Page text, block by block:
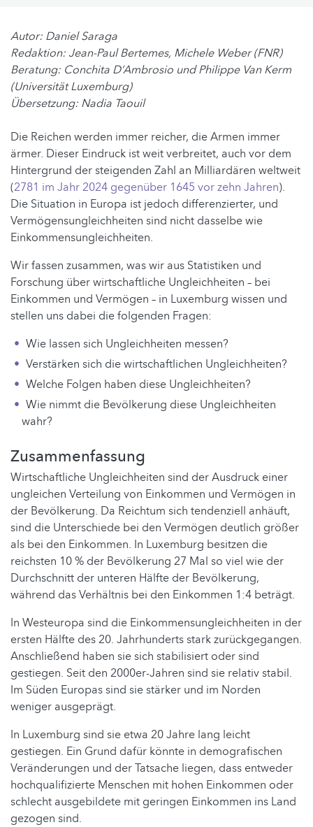
Autor: Daniel Saraga
Redaktion: Jean-Paul Bertemes, Michele Weber (FNR)
Beratung: Conchita D’Ambrosio und Philippe Van Kerm
(Universität Luxemburg)
Übersetzung: Nadia Taouil
Die Reichen werden immer reicher, die Armen immer
ärmer. Dieser Eindruck ist weit verbreitet, auch vor dem
Hintergrund der steigenden Zahl an Milliardären weltweit
(2781 im Jahr 2024 gegenüber 1645 vor zehn Jahren).
Die Situation in Europa ist jedoch differenzierter, und
Vermögensungleichheiten sind nicht dasselbe wie
Einkommensungleichheiten.
Wir fassen zusammen, was wir aus Statistiken und
Forschung über wirtschaftliche Ungleichheiten – bei
Einkommen und Vermögen – in Luxemburg wissen und
stellen uns dabei die folgenden Fragen:
Wie lassen sich Ungleichheiten messen?
Verstärken sich die wirtschaftlichen Ungleichheiten?
Welche Folgen haben diese Ungleichheiten?
Wie nimmt die Bevölkerung diese Ungleichheiten
wahr?
Zusammenfassung
Wirtschaftliche Ungleichheiten sind der Ausdruck einer
ungleichen Verteilung von Einkommen und Vermögen in
der Bevölkerung. Da Reichtum sich tendenziell anhäuft,
sind die Unterschiede bei den Vermögen deutlich größer
als bei den Einkommen. In Luxemburg besitzen die
reichsten 10 % der Bevölkerung 27 Mal so viel wie der
Durchschnitt der unteren Hälfte der Bevölkerung,
während das Verhältnis bei den Einkommen 1:4 beträgt.
In Westeuropa sind die Einkommensungleichheiten in der
ersten Hälfte des 20. Jahrhunderts stark zurückgegangen.
Anschließend haben sie sich stabilisiert oder sind
gestiegen. Seit den 2000er-Jahren sind sie relativ stabil.
Im Süden Europas sind sie stärker und im Norden
weniger ausgeprägt.
In Luxemburg sind sie etwa 20 Jahre lang leicht
gestiegen. Ein Grund dafür könnte in demografischen
Veränderungen und der Tatsache liegen, dass entweder
hochqualifizierte Menschen mit hohen Einkommen oder
schlecht ausgebildete mit geringen Einkommen ins Land
gezogen sind.